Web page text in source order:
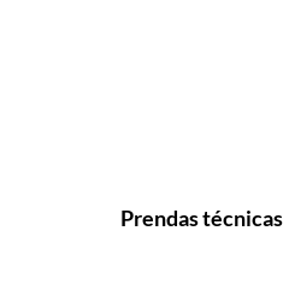
Prendas técnicas